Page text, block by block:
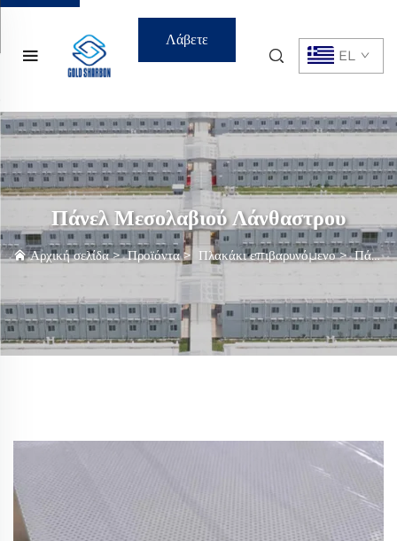
Λάβετε
EL
Πάνελ Μεσολαβιού Λάνθαστρου
Αρχική σελίδα>Προϊόντα> Πλακάκι επιβαρυνόμενο>Πάνελ Μεσολαβιού Λάνθαστρου